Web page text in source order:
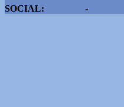
SOCIAL:
-